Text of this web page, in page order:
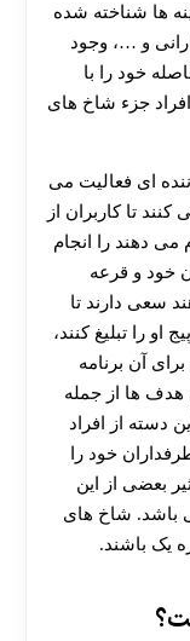
ها شناخته شده
و …، وجود
خود را با
جزء شاخ های
ای فعالیت می
تا کاربران از
می دهند را انجام
خود و قرعه
سعی دارند تا
را تبلیغ کنند،
آن برنامه
هدف ها از جمله
از افراد
خود را
بعضی از این
باشد. شاخ های
یک باشند.